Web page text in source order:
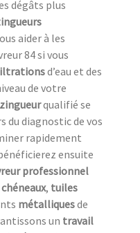
dégâts plus
aider à les
84 si vous
d’eau et des
de votre
qualifié se
du diagnostic de vos
rapidement
ensuite
professionnel
chéneaux, tuiles
métalliquesde
un travail